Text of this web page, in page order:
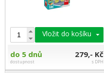
Vložit do košíku
do 5 dnů
dostupnost
279,- Kč
s DPH